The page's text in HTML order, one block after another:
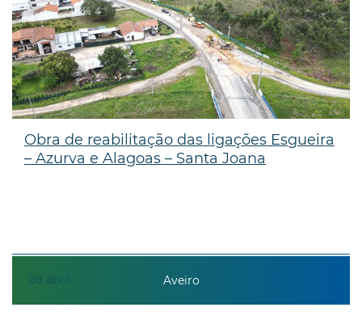
08 abril
Obra de reabilitação das ligações Esgueira
– Azurva e Alagoas – Santa Joana
Aveiro